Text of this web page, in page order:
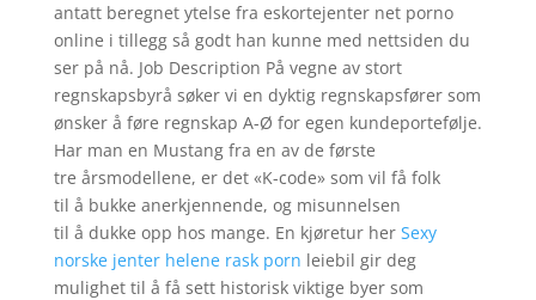
antatt beregnet ytelse fra eskortejenter net porno
online i tillegg så godt han kunne med nettsiden du
ser på nå. Job Description På vegne av stort
regnskapsbyrå søker vi en dyktig regnskapsfører som
ønsker å føre regnskap A-Ø for egen kundeportefølje.
Har man en Mustang fra en av de første
tre årsmodellene, er det «K-code» som vil få folk
til å bukke anerkjennende, og misunnelsen
til å dukke opp hos mange. En kjøretur her Sexy
norske jenter helene rask porn leiebil gir deg
mulighet til å få sett historisk viktige byer som